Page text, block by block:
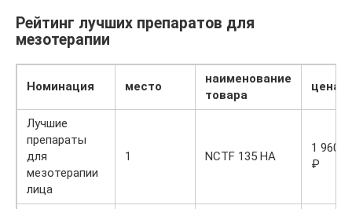
Рейтинг лучших препаратов для
мезотерапии
Номинация место
наименование
товара
цена
Лучшие
препараты
для
мезотерапии
лица
1 NCTF 135 НА
1 960
₽